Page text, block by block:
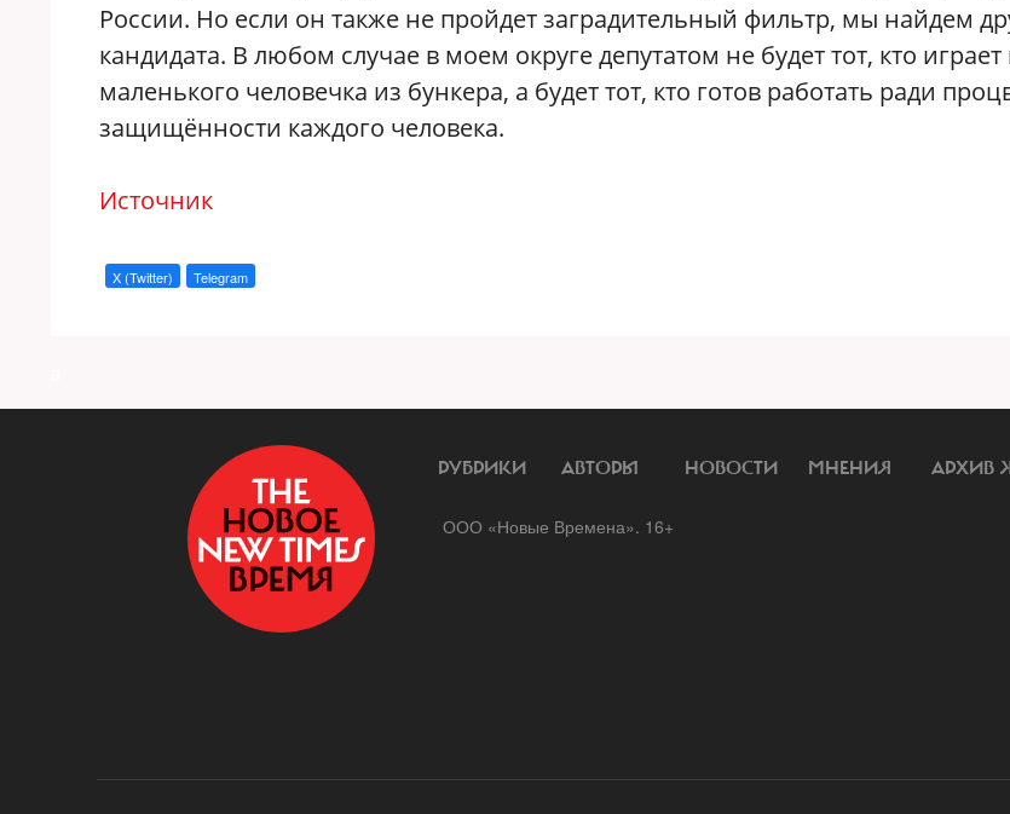
России. Но если он также не пройдет заградительный фильтр, мы найдем
кандидата. В любом случае в моем округе депутатом не будет тот, кто
маленького человечка из бункера, а будет тот, кто готов работать ради
защищённости каждого человека.
Источник
X (Twitter) Telegram
РУБРИКИ АВТОРЫ НОВОСТИ МНЕНИЯ АРХИВ
ООО «Новые Времена». 16+